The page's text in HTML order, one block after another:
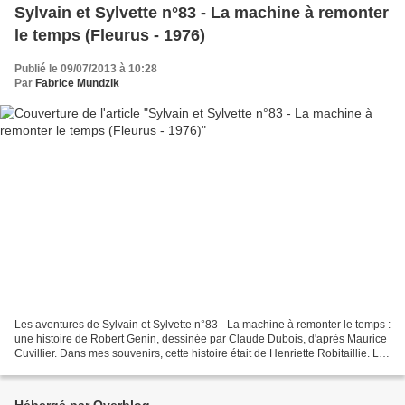
Sylvain et Sylvette n°83 - La machine à remonter
le temps (Fleurus - 1976)
Publié le 09/07/2013 à 10:28
Par Fabrice Mundzik
Les aventures de Sylvain et Sylvette n°83 - La machine à remonter le temps :
une histoire de Robert Genin, dessinée par Claude Dubois, d'après Maurice
Cuvillier. Dans mes souvenirs, cette histoire était de Henriette Robitaillie. La